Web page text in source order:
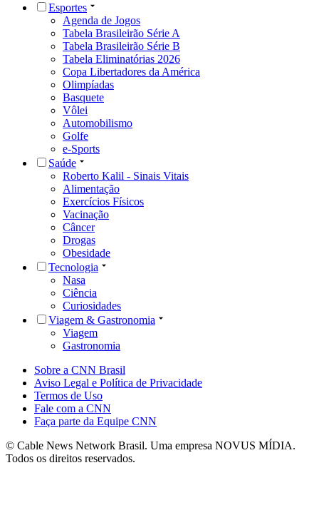
Esportes
Agenda de Jogos
Tabela Brasileirão Série A
Tabela Brasileirão Série B
Tabela Eliminatórias 2026
Copa Libertadores da América
Olimpíadas
Basquete
Vôlei
Automobilismo
Golfe
e-Sports
Saúde
Roberto Kalil - Sinais Vitais
Alimentação
Exercícios Físicos
Vacinação
Câncer
Drogas
Obesidade
Tecnologia
Nasa
Ciência
Curiosidades
Viagem & Gastronomia
Viagem
Gastronomia
Sobre a CNN Brasil
Aviso Legal e Política de Privacidade
Termos de Uso
Fale com a CNN
Faça parte da Equipe CNN
© Cable News Network Brasil. Uma empresa NOVUS MÍDIA.
Todos os direitos reservados.